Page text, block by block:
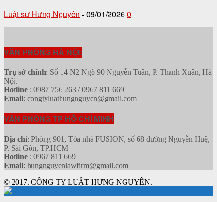
Luật sư Hưng Nguyên - 09/01/20260
VĂN PHÒNG HÀ NỘI:
Trụ sở chính: Số 14 N2 Ngõ 90 Nguyễn Tuân, P. Thanh Xuân, Hà
Nội.
Hotline : 0987 756 263 / 0967 811 669
Email: congtyluathungnguyen@gmail.com
VĂN PHÒNG TP HỒ CHÍ MINH
Địa chỉ: Phòng 901, Tòa nhà FUSION, số 68 đường Nguyễn Huệ,
P. Sài Gòn, TP.HCM
Hotline : 0967 811 669
Email: hungnguyenlawfirm@gmail.com
© 2017. CÔNG TY LUẬT HƯNG NGUYÊN.